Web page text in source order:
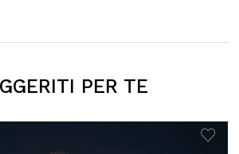
PER TE